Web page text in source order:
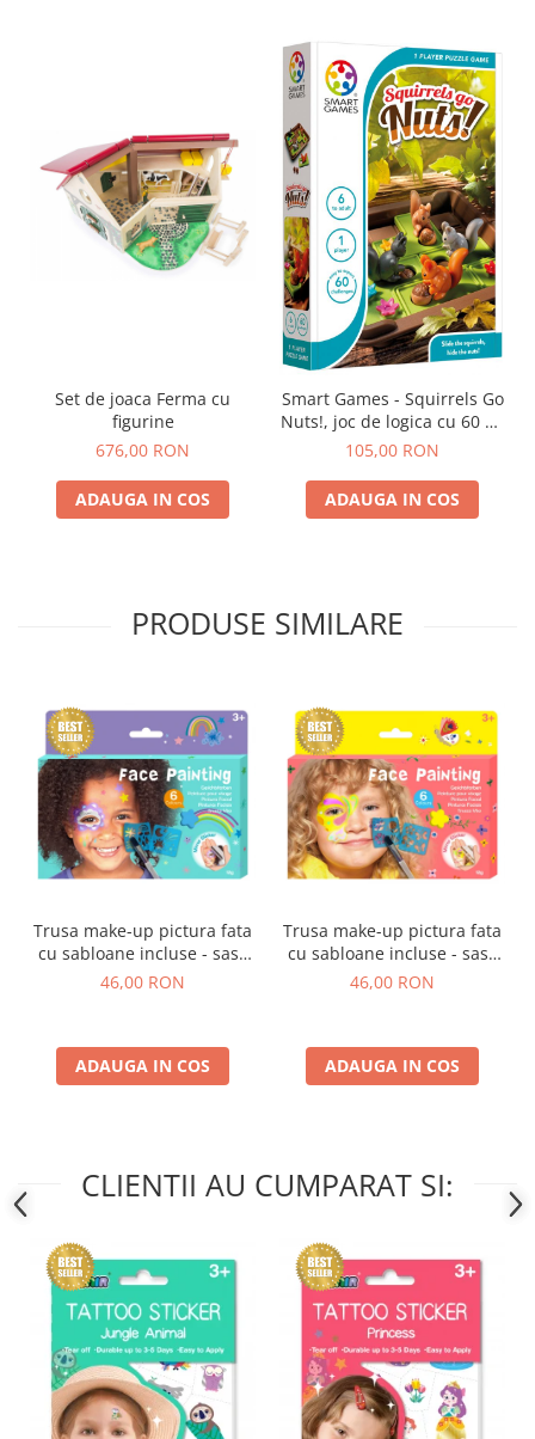
Set de joaca Ferma cu
figurine
676,00 RON
ADAUGA IN COS
Smart Games - Squirrels Go
Nuts!, joc de logica cu 60 de
provocari, 6+ ani
105,00 RON
ADAUGA IN COS
PRODUSE SIMILARE
Trusa make-up pictura fata
cu sabloane incluse - sase
culori non-alergice -
46,00 RON
ADAUGA IN COS
Trusa make-up pictura fata
cu sabloane incluse - sase
culori non-alergice - flori si
46,00 RON
ADAUGA IN COS
CLIENTII AU CUMPARAT SI: